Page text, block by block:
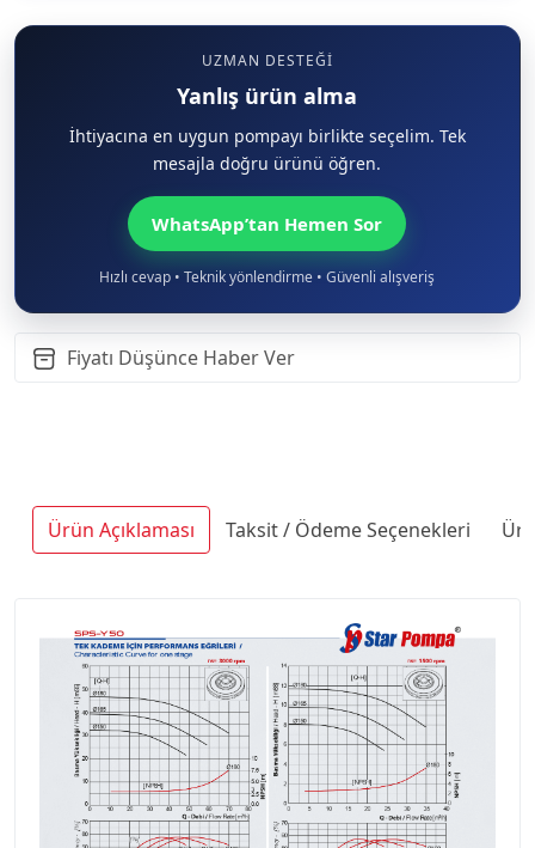
UZMAN DESTEĞI
Yanlış ürün alma
İhtiyacına en uygun pompayı birlikte seçelim. Tek
mesajla doğru ürünü öğren.
WhatsApp’tan Hemen Sor
Hızlı cevap • Teknik yönlendirme • Güvenli alışveriş
Fiyatı Düşünce Haber Ver
Ürün Açıklaması Taksit / Ödeme Seçenekleri